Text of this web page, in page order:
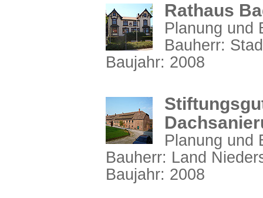
Rathaus
Planung und
Bauherr:
Baujahr: 2008
Planung und
Bauherr: Land
Baujahr: 2008